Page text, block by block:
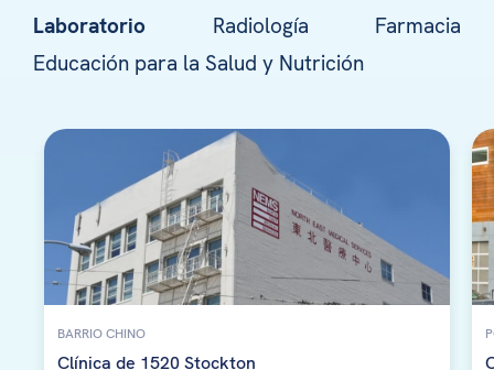
Laboratorio Radiología
Farmacia
Educación para la Salud y Nutrición
BARRIO CHINO
Clínica de 1520 Stockton